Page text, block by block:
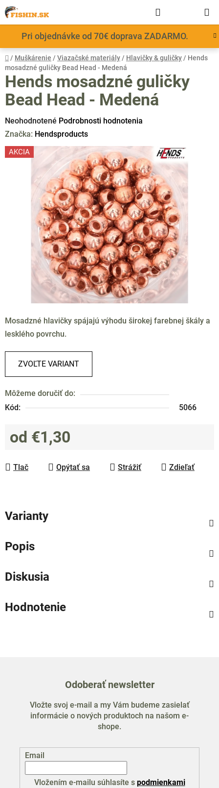
Prejsť
na
obsah
Pri objednávke od 70€ doprava ZADARMO.
KOŠÍK
Domov
/ Muškárenie / Viazačské materiály / Hlavičky & guličky / Hends
mosadzné guličky Bead Head - Medená
Mosadzné hlavičky spájajú výhodu širokej farebnej škály a
lesklého povrchu.
ZVOĽTE VARIANT
Môžeme doručiť do:
Kód:
5066
od €1,30
Tlač
Opýtať sa Strážiť Zdieľať
Hends mosadzné guličky
Bead Head - Medená
Priemerné
hodnotenie
produktu
je
hviezdičiek.
Neohodnotené Podrobnosti hodnotenia
Značka: Hendsproducts
AKCIA
Varianty
Popis
Diskusia
Hodnotenie
Odoberať newsletter
Vložte svoj e-mail a my Vám budeme zasielať
informácie o nových produktoch na našom e-
shope.
Email
Vložením e-mailu súhlasíte s podmienkami